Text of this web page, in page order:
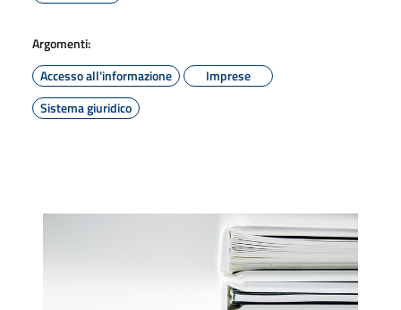
Argomenti:
Accesso all'informazione
Imprese
Sistema giuridico